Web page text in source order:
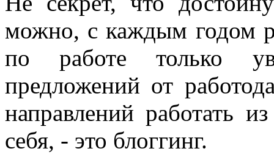
можно, с каждым годом
по работе только
предложений от
направлений работать
себя, - это блоггинг.